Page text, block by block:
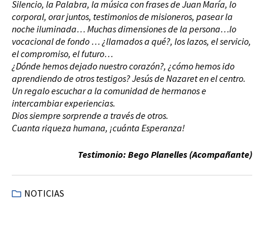
Silencio, la Palabra, la música con frases de Juan María, lo
corporal, orar juntos, testimonios de misioneros, pasear la
noche iluminada… Muchas dimensiones de la persona…lo
vocacional de fondo … ¿llamados a qué?, los lazos, el servicio,
el compromiso, el futuro…
¿Dónde hemos dejado nuestro corazón?, ¿cómo hemos ido
aprendiendo de otros testigos? Jesús de Nazaret en el centro.
Un regalo escuchar a la comunidad de hermanos e
intercambiar experiencias.
Dios siempre sorprende a través de otros.
Cuanta riqueza humana, ¡cuánta Esperanza!
Testimonio: Bego Planelles (Acompañante)
NOTICIAS